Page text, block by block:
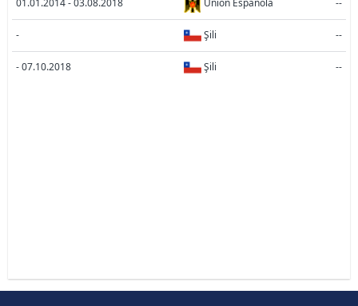
01.01.2014 - 03.08.2018 Union Espanola --
- Şili --
- 07.10.2018 Şili --